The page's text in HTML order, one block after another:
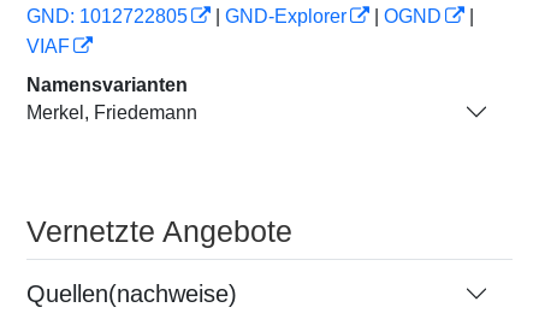
GND: 1012722805
GND-Explorer OGND
VIAF
Namensvarianten
Merkel, Friedemann
Vernetzte Angebote
Quellen(nachweise)